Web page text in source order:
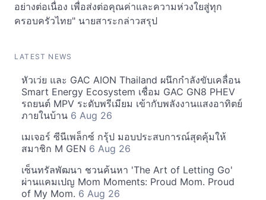
อย่างต่อเนื่อง เพื่อส่งต่อคุณค่าและความห่วงใยสู่ทุก
ครอบครัวไทย" นายสาระกล่าวสรุป
LATEST NEWS
หัวเว่ย และ GAC AION Thailand ผนึกกำลังขับเคลื่อน
Smart Energy Ecosystem เชื่อม GAC GN8 PHEV
รถยนต์ MPV ระดับพรีเมียม เข้ากับพลังงานแสงอาทิตย์
ภายในบ้าน 6 Aug 26
เมเจอร์ ซีนีเพล็กซ์ กรุ้ป มอบประสบการณ์สุดคุ้มให้
สมาชิก M GEN 6 Aug 26
เซ็นทรัลพัฒนา ชวนค้นหา 'The Art of Letting Go'
ผ่านแคมเปญ Mom Moments: Proud Mom. Proud
of My Mom. 6 Aug 26